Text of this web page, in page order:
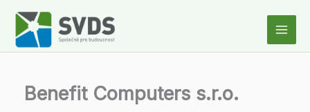
obsah
Benefit Computers s.r.o.